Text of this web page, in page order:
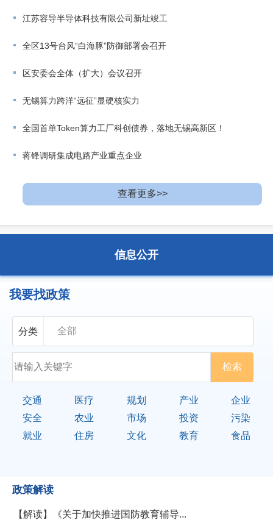
江苏容导半导体科技有限公司新址竣工
全区13号台风“白海豚”防御部署会召开
区安委会全体（扩大）会议召开
无锡算力跨洋“远征”显硬核实力
全国首单Token算力工厂科创债券，落地无锡高新区！
蒋锋调研集成电路产业重点企业
查看更多>>
信息公开
我要找政策
分类
交通 医疗 规划 产业
企业
安全
农业 市场 投资
污染
就业
住房 文化 教育 食品
政策解读
【解读】《关于加快推进国防教育辅导...